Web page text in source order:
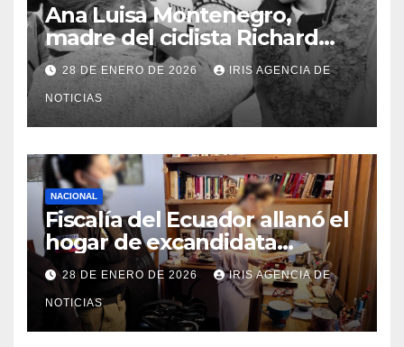
Ana Luisa Montenegro,
madre del ciclista Richard
Carapaz falleció en Tulcán, a
los 73 años
28 DE ENERO DE 2026 IRIS AGENCIA DE
NOTICIAS
NACIONAL
Fiscalía del Ecuador allanó el
hogar de excandidata
presidencial vinculada al caso
Caja Chica
28 DE ENERO DE 2026 IRIS AGENCIA DE
NOTICIAS